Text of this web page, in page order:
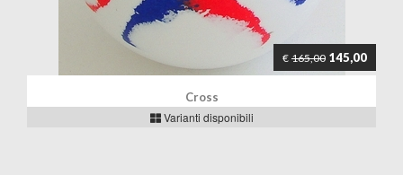
€ 165,00 145,00
Cross
Varianti disponibili